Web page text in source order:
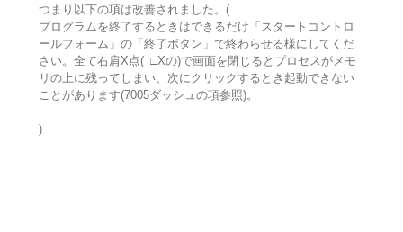
つまり以下の項は改善されました。(
プログラムを終了するときはできるだけ「スタートコントロ
ールフォーム」の「終了ボタン」で終わらせる様にしてくだ
さい。全て右肩X点(_□Xの)で画面を閉じるとプロセスがメモ
リの上に残ってしまい、次にクリックするとき起動できない
ことがあります(7005ダッシュの項参照)。
)